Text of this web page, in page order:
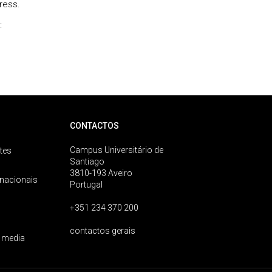
CONTACTOS
Campus Universitário de
Santiago
3810-193 Aveiro
Portugal
+351 234 370 200
contactos gerais